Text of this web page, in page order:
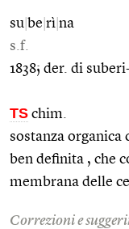
su be rì na
s.f.
1838; der. di
TS chim.
sostanza organica
ben definita , che
membrana delle
Correzioni e